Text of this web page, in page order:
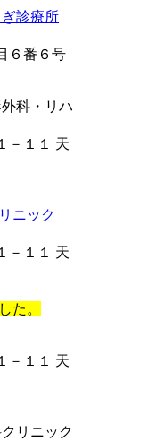
ぎ診療所
６番６号
外科・リハ
－１１ 天
ニック
－１１ 天
た。
－１１ 天
リニック